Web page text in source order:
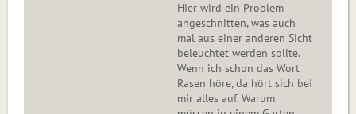
Hier wird ein Problem
angeschnitten, was auch
mal aus einer anderen Sicht
beleuchtet werden sollte.
Wenn ich schon das Wort
Rasen höre, da hört sich bei
mir alles auf. Warum